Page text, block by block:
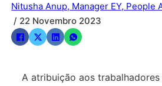
Nitusha Anup, Manager EY, People
/ 22 Novembro 2023
A atribuição aos